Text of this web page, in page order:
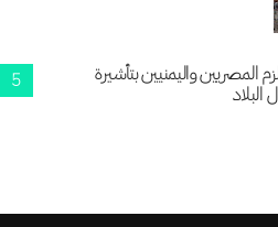
المصريين واليمنيين بتأشيرة